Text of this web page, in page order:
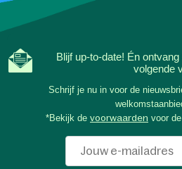
Blijf up-to-date! Én
volgende
Schrijf je nu in voor de
*Bekijk de voorwaarden voor